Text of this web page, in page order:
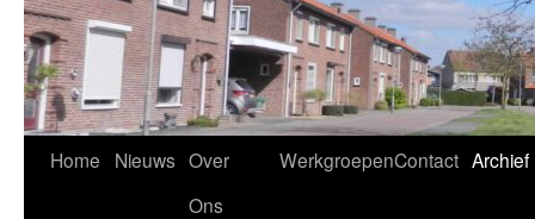
Home Nieuws Over
Ons
WerkgroepenContact Archief